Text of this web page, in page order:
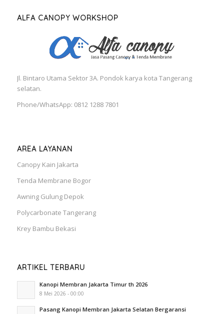
ALFA CANOPY WORKSHOP
Jl. Bintaro Utama Sektor 3A. Pondok karya kota Tangerang
selatan.
Phone/WhatsApp: 0812 1288 7801
AREA LAYANAN
Canopy Kain Jakarta
Tenda Membrane Bogor
Awning Gulung Depok
Polycarbonate Tangerang
Krey Bambu Bekasi
ARTIKEL TERBARU
Kanopi Membran Jakarta Timur th 2026
8 Mei 2026 - 00:00
Pasang Kanopi Membran Jakarta Selatan Bergaransi